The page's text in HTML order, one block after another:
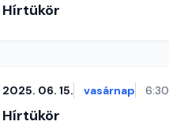
Hírtükör
2025. 06. 15. vasárnap 6:30
Hírtükör